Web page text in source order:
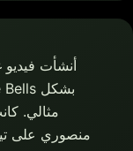
أنشأت فيديو
مثالي.
منصوري على